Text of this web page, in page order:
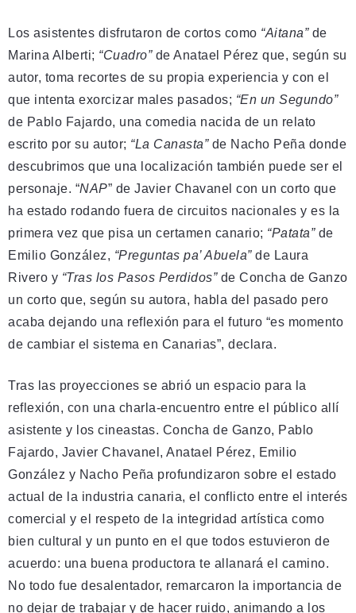
Los asistentes disfrutaron de cortos como “Aitana” de
Marina Alberti; “Cuadro” de Anatael Pérez que, según su
autor, toma recortes de su propia experiencia y con el
que intenta exorcizar males pasados; “En un Segundo”
de Pablo Fajardo, una comedia nacida de un relato
escrito por su autor; “La Canasta” de Nacho Peña donde
descubrimos que una localización también puede ser el
personaje. “NAP” de Javier Chavanel con un corto que
ha estado rodando fuera de circuitos nacionales y es la
primera vez que pisa un certamen canario; “Patata” de
Emilio González, “Preguntas pa’ Abuela” de Laura
Rivero y “Tras los Pasos Perdidos” de Concha de Ganzo
un corto que, según su autora, habla del pasado pero
acaba dejando una reflexión para el futuro “es momento
de cambiar el sistema en Canarias”, declara.
Tras las proyecciones se abrió un espacio para la
reflexión, con una charla-encuentro entre el público allí
asistente y los cineastas. Concha de Ganzo, Pablo
Fajardo, Javier Chavanel, Anatael Pérez, Emilio
González y Nacho Peña profundizaron sobre el estado
actual de la industria canaria, el conflicto entre el interés
comercial y el respeto de la integridad artística como
bien cultural y un punto en el que todos estuvieron de
acuerdo: una buena productora te allanará el camino.
No todo fue desalentador, remarcaron la importancia de
no dejar de trabajar y de hacer ruido, animando a los